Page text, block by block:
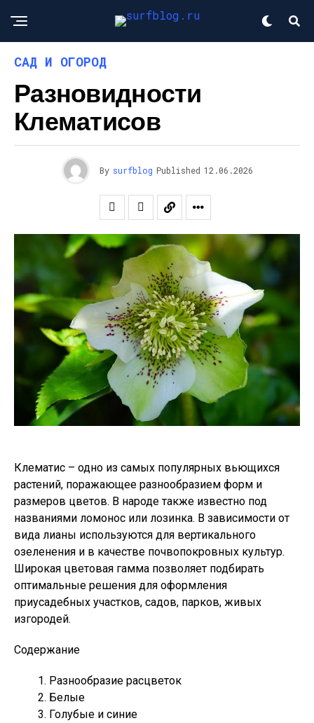
САД И ОГОРОД
Разновидности
Клематисов
By surfblog Published 12.06.2026
Клематис – одно из самых популярных вьющихся
растений, поражающее разнообразием форм и
размеров цветов. В народе также известно под
названиями ломонос или лозинка. В зависимости от
вида лианы используются для вертикального
озеленения и в качестве почвопокровных культур.
Широкая цветовая гамма позволяет подбирать
оптимальные решения для оформления
приусадебных участков, садов, парков, живых
изгородей.
Содержание
Разнообразие расцветок
Белые
Голубые и синие